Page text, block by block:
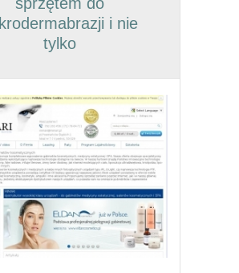
i nie
tylko